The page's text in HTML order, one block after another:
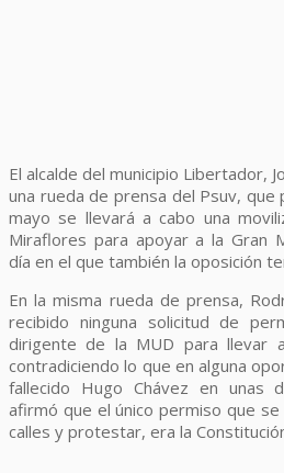
El alcalde del municipio Libertador,
una rueda de prensa del Psuv,
mayo se llevará a cabo una
Miraflores para apoyar a la Gran
día en el que también la oposición
En la misma rueda de prensa,
recibido ninguna solicitud de
dirigente de la MUD para llevar
contradiciendo lo que en alguna
fallecido Hugo Chávez en unas
afirmó que el único permiso que
calles y protestar, era la